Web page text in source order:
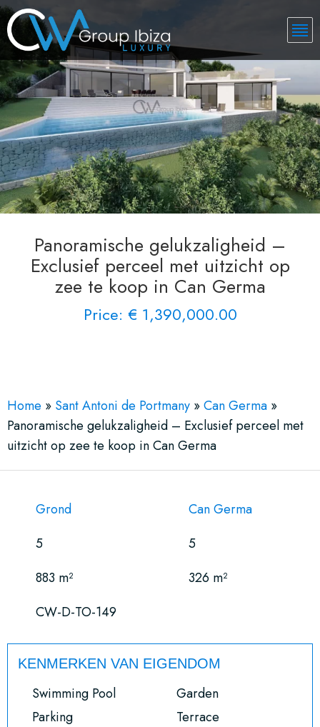
Panoramische gelukzaligheid –
Exclusief perceel met uitzicht op
zee te koop in Can Germa
Price: € 1,390,000.00
Home » Sant Antoni de Portmany »Can Germa »
Panoramische gelukzaligheid – Exclusief perceel met
uitzicht op zee te koop in Can Germa
Grond
Can Germa
5
5
883 m²
326 m²
CW-D-TO-149
KENMERKEN VAN EIGENDOM
Swimming Pool
Garden
Parking
Terrace